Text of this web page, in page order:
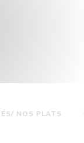
NOS PLATS